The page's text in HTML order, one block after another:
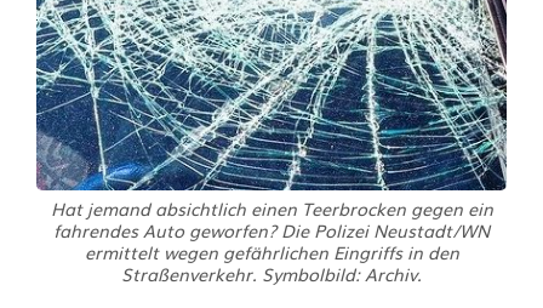
o
c
k
e
nHat jemand absichtlich einen Teerbrocken gegen ein
fahrendes Auto geworfen? Die Polizei Neustadt/WN
ermittelt wegen gefährlichen Eingriffs in den
Straßenverkehr. Symbolbild: Archiv.